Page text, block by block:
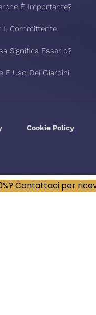
È Importante?
Il Committente
Significa Esserlo?
E Uso Dei Giardini
Cookie Policy
Contattaci per